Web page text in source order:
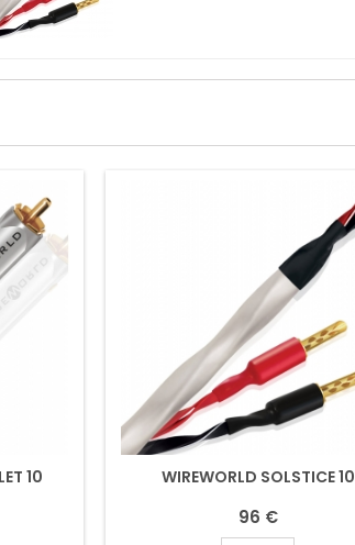
10
WIREWORLD SOLSTICE 10
96 €